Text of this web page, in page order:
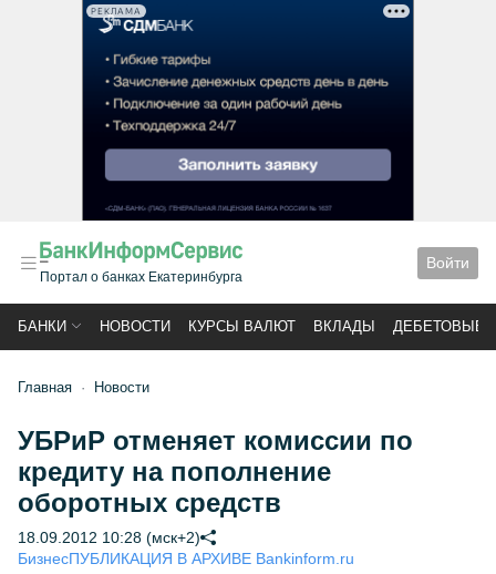
РЕКЛАМА
Портал о банках Екатеринбурга
Войти
БАНКИ НОВОСТИ КУРСЫ ВАЛЮТ ВКЛАДЫ ДЕБЕТОВЫЕ
Главная Новости
УБРиР отменяет комиссии по
кредиту на пополнение
оборотных средств
18.09.2012 10:28 (мск+2)
БизнесПУБЛИКАЦИЯ В АРХИВЕ Bankinform.ru